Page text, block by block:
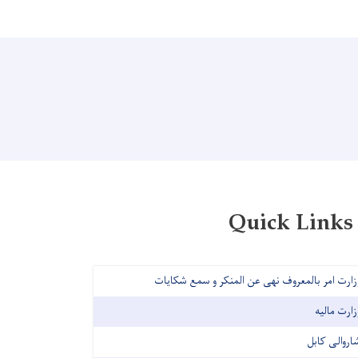
Quick Links
امر بالمعروف نهی عن المنکر و سمع شکایات
مالیه
کابل